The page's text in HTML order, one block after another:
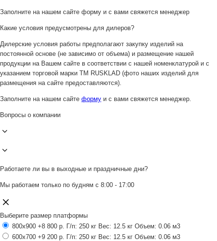
Заполните на нашем сайте форму и с вами свяжется менеджер
Какие условия предусмотрены для дилеров?
Дилерские условия работы предполагают закупку изделий на
постоянной основе (не зависимо от объема) и размещение нашей
продукции на Вашем сайте в соответствии с нашей номенклатурой и с
указанием торговой марки ТМ RUSKLAD (фото наших изделий для
размещения на сайте предоставляются).
Заполните на нашем сайте форму и с вами свяжется менеджер.
Вопросы о компании
Работаете ли вы в выходные и праздничные дни?
Мы работаем только по будням с 8:00 - 17:00
Выберите размер платформы
800x900 +8 800 р. Г/п: 250 кг Вес: 12.5 кг Объем: 0.06 м3
600x700 +9 200 р. Г/п: 250 кг Вес: 12.5 кг Объем: 0.06 м3